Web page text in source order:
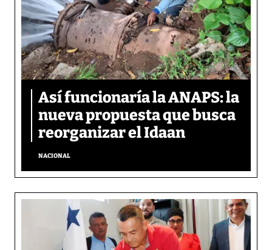
Así funcionaría la ANAPS: la
nueva propuesta que busca
reorganizar el Idaan
NACIONAL